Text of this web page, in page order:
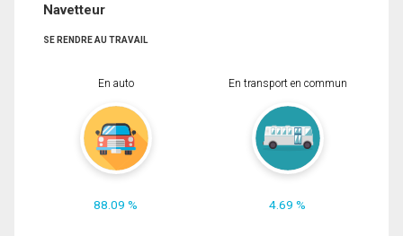
Navetteur
SE RENDRE AU TRAVAIL
En auto
88.09 %
En transport en commun
4.69 %